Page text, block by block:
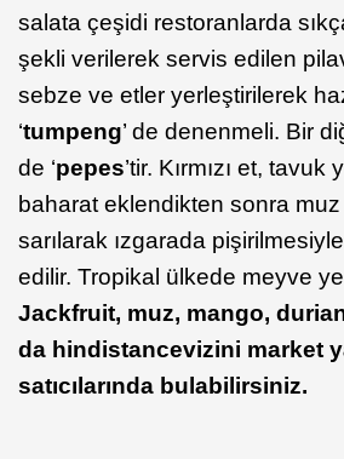
salata çeşidi restoranlarda
şekli verilerek servis edilen
sebze ve etler yerleştirilerek
‘tumpeng’ de denenmeli. Bir
de ‘pepes’tir. Kırmızı et, tavuk
baharat eklendikten sonra
sarılarak ızgarada
edilir. Tropikal ülkede meyve
Jackfruit, muz, mango,
da hindistancevizini market
satıcılarında bulabilirsiniz.